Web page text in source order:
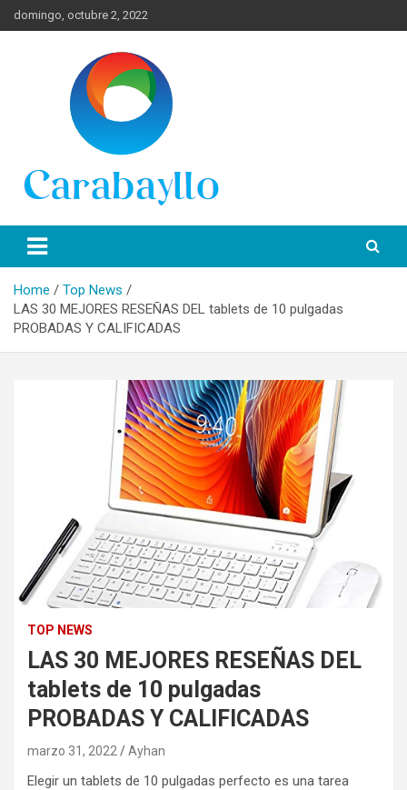
Skip
to
domingo, octubre 2, 2022
Portal de Lima Norte y
Carabayllo
información turística en español de toda España.
Home
Top News
LAS 30 MEJORES RESEÑAS DEL tablets de 10 pulgadas
PROBADAS Y CALIFICADAS
TOP NEWS
LAS 30 MEJORES RESEÑAS DEL
tablets de 10 pulgadas
PROBADAS Y CALIFICADAS
marzo 31, 2022 Ayhan
Elegir un tablets de 10 pulgadas perfecto es una tarea